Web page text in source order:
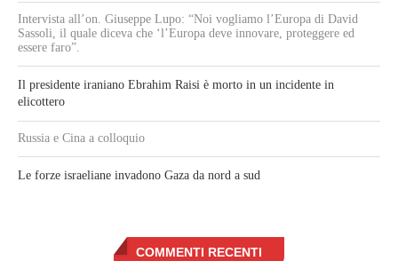
Intervista all’on. Giuseppe Lupo: “Noi vogliamo l’Europa di David
Sassoli, il quale diceva che ‘l’Europa deve innovare, proteggere ed
essere faro”.
Il presidente iraniano Ebrahim Raisi è morto in un incidente in
elicottero
Russia e Cina a colloquio
Le forze israeliane invadono Gaza da nord a sud
COMMENTI RECENTI